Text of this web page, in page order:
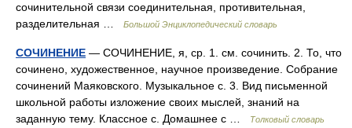
сочинительной связи соединительная, противительная,
разделительная …
Большой Энциклопедический словарь
СОЧИНЕНИЕ — СОЧИНЕНИЕ, я, ср. 1. см. сочинить. 2. То, что
сочинено, художественное, научное произведение. Собрание
сочинений Маяковского. Музыкальное с. 3. Вид письменной
школьной работы изложение своих мыслей, знаний на
заданную тему. Классное с. Домашнее с …
Толковый словарь